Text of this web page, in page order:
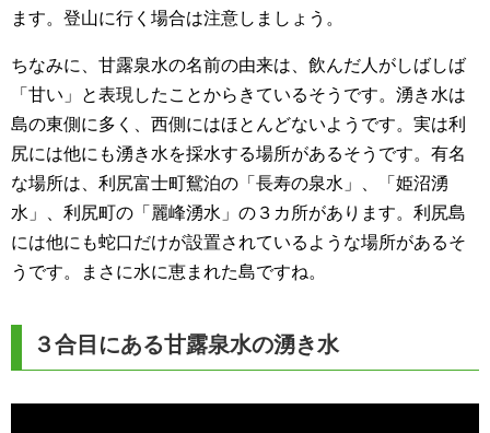
ます。登山に行く場合は注意しましょう。
ちなみに、甘露泉水の名前の由来は、飲んだ人がしばしば
「甘い」と表現したことからきているそうです。湧き水は
島の東側に多く、西側にはほとんどないようです。実は利
尻には他にも湧き水を採水する場所があるそうです。有名
な場所は、利尻富士町鴛泊の「長寿の泉水」、「姫沼湧
水」、利尻町の「麗峰湧水」の３カ所があります。利尻島
には他にも蛇口だけが設置されているような場所があるそ
うです。まさに水に恵まれた島ですね。
３合目にある甘露泉水の湧き水